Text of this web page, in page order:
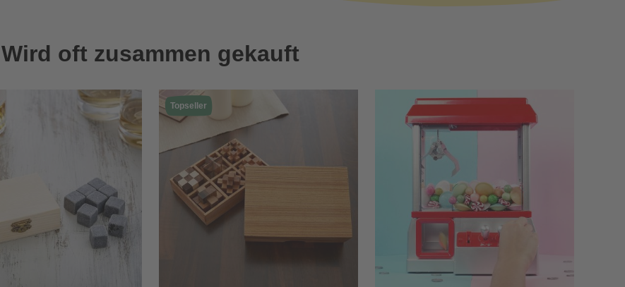
Wird oft zusammen gekauft
Topseller